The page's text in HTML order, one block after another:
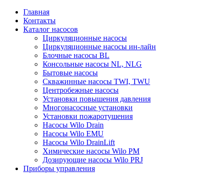
Главная
Контакты
Каталог насосов
Циркуляционные насосы
Циркуляционные насосы ин-лайн
Блочные насосы BL
Консольные насосы NL, NLG
Бытовые насосы
Скважинные насосы TWI, TWU
Центробежные насосы
Установки повышения давления
Многонасосные установки
Установки пожаротушения
Насосы Wilo Drain
Насосы Wilo EMU
Насосы Wilo DrainLift
Химические насосы Wilo PM
Дозирующие насосы Wilo PRJ
Приборы управления